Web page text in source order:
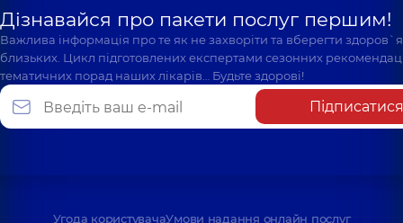
Дізнавайся про пакети послуг першим!
Важлива інформація про те як не захворіти та вберегти
близьких. Цикл підготовлених експертами сезонних
тематичних порад наших лікарів… Будьте здорові!
Підписатися
Угода користувачаУмови надання онлайн послуг